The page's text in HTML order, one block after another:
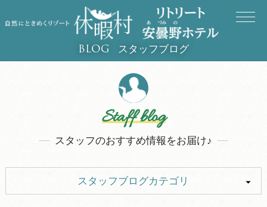
BLOG スタッフブログ
Staff blog
スタッフのおすすめ情報をお届け♪
スタッフブログカテゴリ